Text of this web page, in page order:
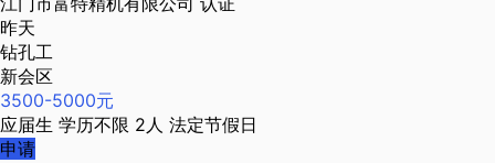
昨天
钻孔工
新会区
3500-5000元
应届生 学历不限 2人 法定节假日
申请